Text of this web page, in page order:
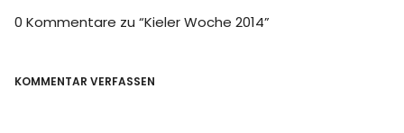
0 Kommentare zu “Kieler Woche 2014”
KOMMENTAR VERFASSEN